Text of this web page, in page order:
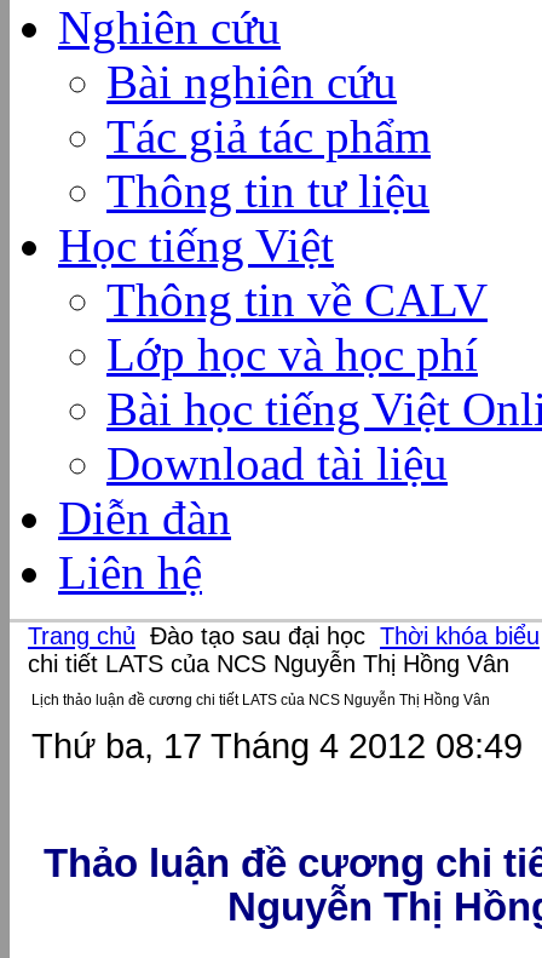
Nghiên cứu
Bài nghiên cứu
Tác giả tác phẩm
Thông tin tư liệu
Học tiếng Việt
Thông tin về CALV
Lớp học và học phí
Bài học tiếng Việt
Download tài liệu
Diễn đàn
Liên hệ
Trang chủ Đào tạo sau đại học Thời khóa biểu
chi tiết LATS của NCS Nguyễn Thị Hồng Vân
Lịch thảo luận đề cương chi tiết LATS của NCS Nguyễn Thị Hồng Vân
Thứ ba, 17 Tháng 4 2012 08:49
Thảo luận đề cương chi
Nguyễn Thị